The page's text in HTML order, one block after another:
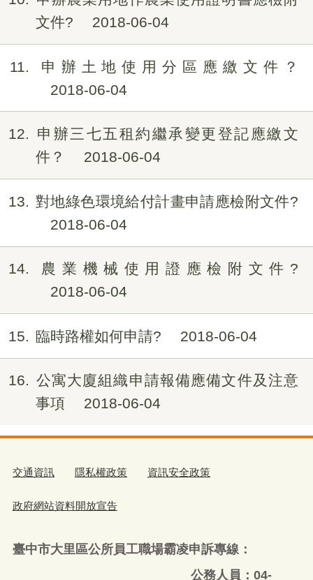
文件?
2018-06-04
11
申辦土地使用分區應繳文件？
2018-06-04
12
申辦三七五租約繼承變更登記應繳文
件？
2018-06-04
13
對地綠色環境給付計畫申請應檢附文件?
2018-06-04
14
農業機械使用證應檢附文件?
2018-06-04
15 臨時路權如何申請? 2018-06-04
16
公寓大廈組織申請報備應備文件及注意
事項
2018-06-04
交通資訊 隱私權政策 資訊安全政策
政府網站資料開放宣告
臺中市大里區公所員工職場霸凌申訴專線：
公務人員：04-